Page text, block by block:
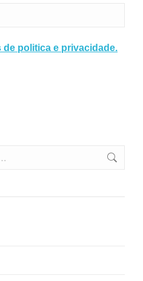
de politica e privacidade.